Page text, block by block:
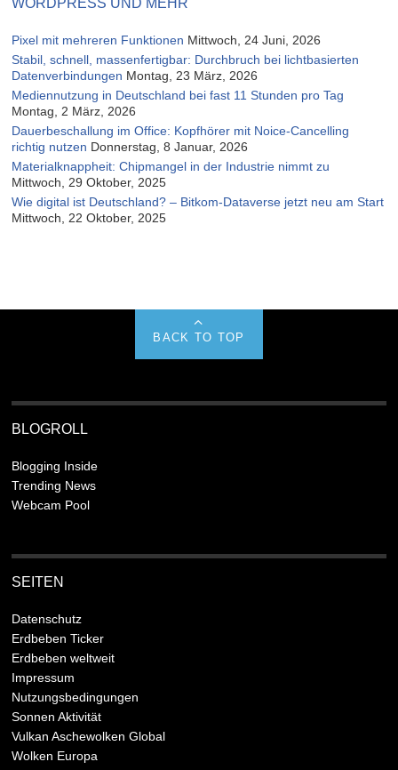
WORDPRESS UND MEHR
Pixel mit mehreren Funktionen Mittwoch, 24 Juni, 2026
Stabil, schnell, massenfertigbar: Durchbruch bei lichtbasierten
Datenverbindungen Montag, 23 März, 2026
Mediennutzung in Deutschland bei fast 11 Stunden pro Tag
Montag, 2 März, 2026
Dauerbeschallung im Office: Kopfhörer mit Noice-Cancelling
richtig nutzen Donnerstag, 8 Januar, 2026
Materialknappheit: Chipmangel in der Industrie nimmt zu
Mittwoch, 29 Oktober, 2025
Wie digital ist Deutschland? – Bitkom-Dataverse jetzt neu am Start
Mittwoch, 22 Oktober, 2025
BACK TO TOP
BLOGROLL
Blogging Inside
Trending News
Webcam Pool
SEITEN
Datenschutz
Erdbeben Ticker
Erdbeben weltweit
Impressum
Nutzungsbedingungen
Sonnen Aktivität
Vulkan Aschewolken Global
Wolken Europa